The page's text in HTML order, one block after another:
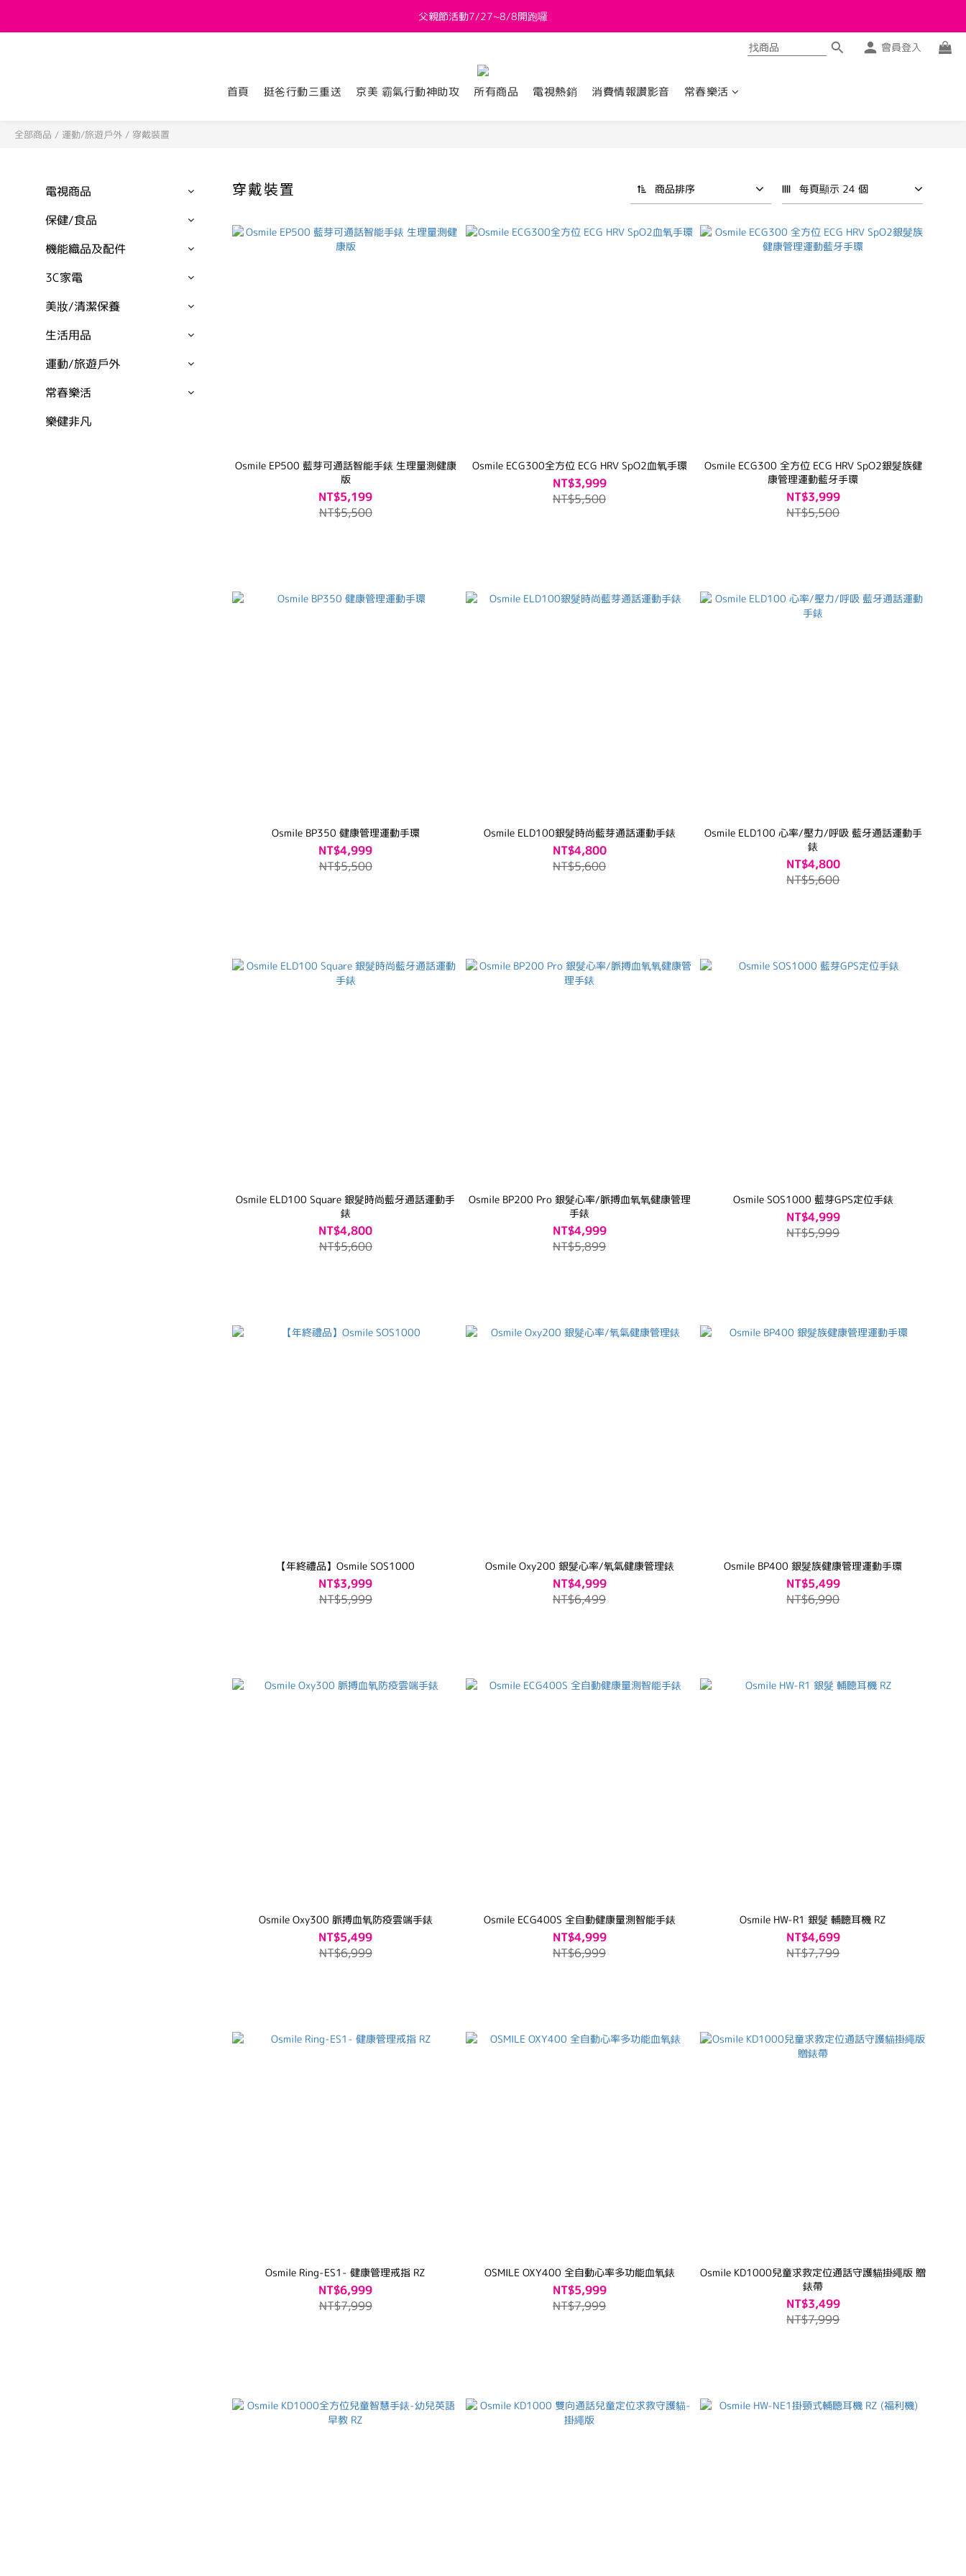
新會員送 $800購物金
父親節活動7/27~8/8開跑囉
會員登入
首頁 挺爸行動三重送 京美 霸氣行動神助攻 所有商品 電視熱銷 消費情報讚影音 常春樂活
全部商品 / 運動/旅遊戶外 / 穿戴裝置
電視商品
保健/食品
機能織品及配件
3C家電
美妝/清潔保養
生活用品
運動/旅遊戶外
常春樂活
樂健非凡
穿戴裝置 商品排序 每頁顯示 24 個
Osmile EP500 藍芽可通話智能手錶 生理量測健康
版
NT$5,199
NT$5,500
Osmile ECG300全方位 ECG HRV SpO2血氧手環
NT$3,999
NT$5,500
Osmile ECG300 全方位 ECG HRV SpO2銀髮族健
康管理運動藍牙手環
NT$3,999
NT$5,500
Osmile BP350 健康管理運動手環
NT$4,999
NT$5,500
Osmile ELD100銀髮時尚藍芽通話運動手錶
NT$4,800
NT$5,600
Osmile ELD100 心率/壓力/呼吸 藍牙通話運動手
錶
NT$4,800
NT$5,600
Osmile ELD100 Square 銀髮時尚藍牙通話運動手
錶
NT$4,800
NT$5,600
Osmile BP200 Pro 銀髮心率/脈搏血氧氧健康管理
手錶
NT$4,999
NT$5,899
Osmile SOS1000 藍芽GPS定位手錶
NT$4,999
NT$5,999
【年終禮品】Osmile SOS1000
NT$3,999
NT$5,999
Osmile Oxy200 銀髮心率/氧氣健康管理錶
NT$4,999
NT$6,499
Osmile BP400 銀髮族健康管理運動手環
NT$5,499
NT$6,990
Osmile Oxy300 脈搏血氧防疫雲端手錶
NT$5,499
NT$6,999
Osmile ECG400S 全自動健康量測智能手錶
NT$4,999
NT$6,999
Osmile HW-R1 銀髮 輔聽耳機 RZ
NT$4,699
NT$7,799
Osmile Ring-ES1- 健康管理戒指 RZ
NT$6,999
NT$7,999
OSMILE OXY400 全自動心率多功能血氧錶
NT$5,999
NT$7,999
Osmile KD1000兒童求救定位通話守護貓掛繩版 贈
錶帶
NT$3,499
NT$7,999